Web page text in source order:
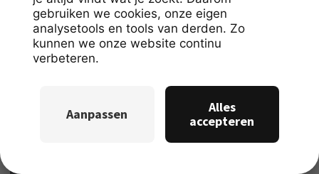
eburo App
Branches
Betalingsmethoden